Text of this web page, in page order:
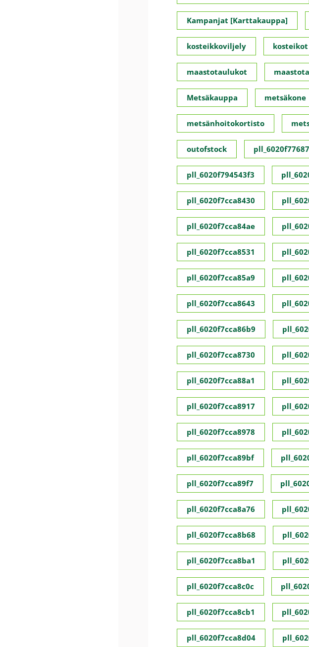
Kampanjat [Karttakauppa]
kosteikkoviljely kosteikot
maastotaulukot
Metsäkauppa metsäkone
metsänhoitokortisto
outofstock
pll_6020f794543f3
pll_6020f7cca8430
pll_6020f7cca84ae
pll_6020f7cca8531
pll_6020f7cca85a9
pll_6020f7cca8643
pll_6020f7cca86b9
pll_6020f7cca8730
pll_6020f7cca88a1
pll_6020f7cca8917
pll_6020f7cca8978
pll_6020f7cca89bf
pll_6020f7cca89f7
pll_6020f7cca8a76
pll_6020f7cca8b68
pll_6020f7cca8ba1
pll_6020f7cca8c0c
pll_6020f7cca8cb1
pll_6020f7cca8d04